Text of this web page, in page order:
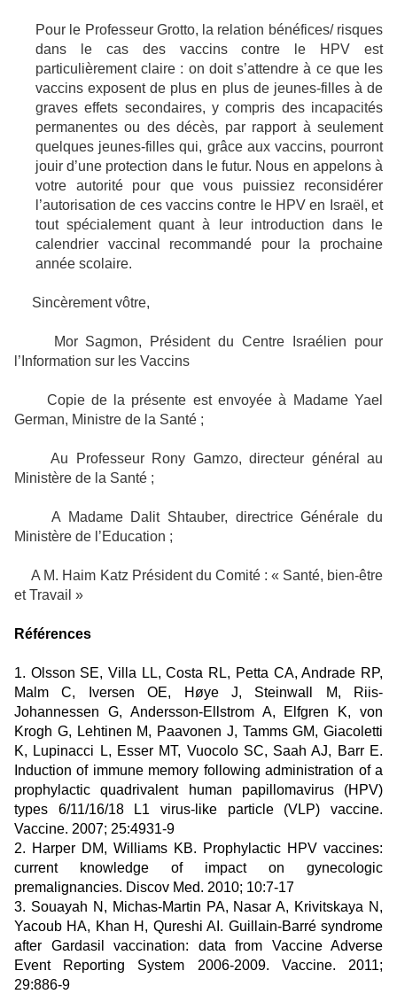
Pour le Professeur Grotto, la relation bénéfices/ risques
dans le cas des vaccins contre le HPV est
particulièrement claire : on doit s’attendre à ce que les
vaccins exposent de plus en plus de jeunes-filles à de
graves effets secondaires, y compris des incapacités
permanentes ou des décès, par rapport à seulement
quelques jeunes-filles qui, grâce aux vaccins, pourront
jouir d’une protection dans le futur. Nous en appelons à
votre autorité pour que vous puissiez reconsidérer
l’autorisation de ces vaccins contre le HPV en Israël, et
tout spécialement quant à leur introduction dans le
calendrier vaccinal recommandé pour la prochaine
année scolaire.
Sincèrement vôtre,
Mor Sagmon, Président du Centre Israélien pour
l’Information sur les Vaccins
Copie de la présente est envoyée à Madame Yael
German, Ministre de la Santé ;
Au Professeur Rony Gamzo, directeur général au
Ministère de la Santé ;
A Madame Dalit Shtauber, directrice Générale du
Ministère de l’Education ;
A M. Haim Katz Président du Comité : « Santé, bien-être
et Travail »
Références
1. Olsson SE, Villa LL, Costa RL, Petta CA, Andrade RP,
Malm C, Iversen OE, Høye J, Steinwall M, Riis-
Johannessen G, Andersson-Ellstrom A, Elfgren K, von
Krogh G, Lehtinen M, Paavonen J, Tamms GM, Giacoletti
K, Lupinacci L, Esser MT, Vuocolo SC, Saah AJ, Barr E.
Induction of immune memory following administration of a
prophylactic quadrivalent human papillomavirus (HPV)
types 6/11/16/18 L1 virus-like particle (VLP) vaccine.
Vaccine. 2007; 25:4931-9
2. Harper DM, Williams KB. Prophylactic HPV vaccines:
current knowledge of impact on gynecologic
premalignancies. Discov Med. 2010; 10:7-17
3. Souayah N, Michas-Martin PA, Nasar A, Krivitskaya N,
Yacoub HA, Khan H, Qureshi AI. Guillain-Barré syndrome
after Gardasil vaccination: data from Vaccine Adverse
Event Reporting System 2006-2009. Vaccine. 2011;
29:886-9